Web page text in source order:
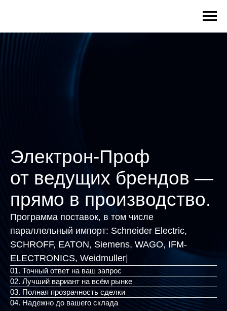
Электрон-Проф
от ведущих брендов —
прямо в производство.
Программа поставок, в том числе
параллельный импорт: Schneider Electric,
SCHROFF, EATON, Siemens, WAGO, IFM-
ELECTRONICS, Weidm|
01. Точный ответ на ваш запрос
02. Лучший вариант на всём рынке
03. Полная прозрачность сделки
04. Надежно до вашего склада